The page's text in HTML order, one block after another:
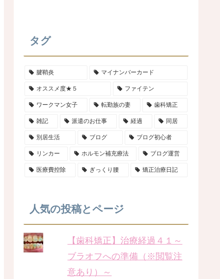
タグ
腱鞘炎 マイナンバーカード
オススメ度★５ ファイテン
ワークマン女子 転勤族の妻 歯科矯正
雑記 派遣のお仕事 経過 同居
別居生活 ブログ ブログ初心者
リンカー ホルモン補充療法 ブログ運営
医療費控除 ぎっくり腰 矯正治療日記
人気の投稿とページ
【歯科矯正】治療経過４１～
ブラオフへの準備（※閲覧注
意あり）～